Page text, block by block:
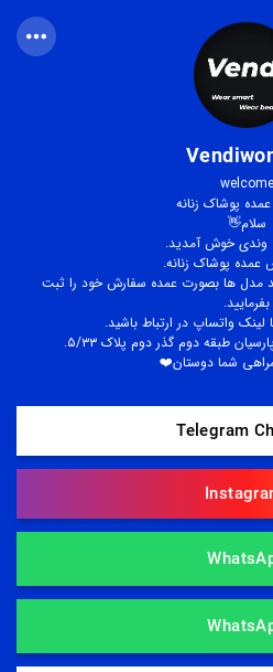
welcome
پوشاک زنانه
سلام👋
وندی خوش آمدید.
پوشاک زنانه.
مدل ها بصورت عمده سفارش خود را ثبت
بفرمایید.
واتساپ در ارتباط باشید.
طبقه دوم گذر دوم پلاک ۵/۳۳.
شما دوستان❤️
Telegram